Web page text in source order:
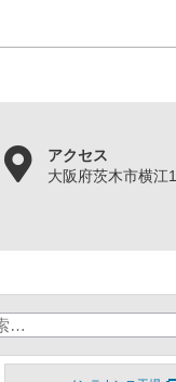
アクセス
大阪府茨木市横江